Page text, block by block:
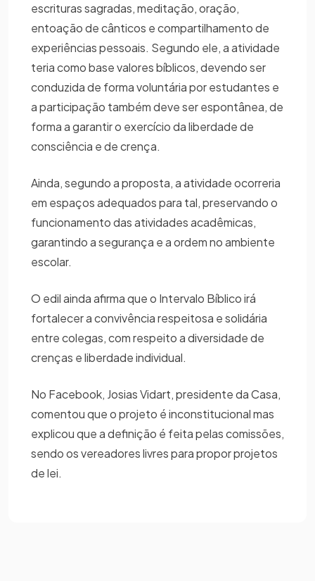
escrituras sagradas, meditação, oração,
entoação de cânticos e compartilhamento de
experiências pessoais. Segundo ele, a atividade
teria como base valores bíblicos, devendo ser
conduzida de forma voluntária por estudantes e
a participação também deve ser espontânea, de
forma a garantir o exercício da liberdade de
consciência e de crença.
Ainda, segundo a proposta, a atividade ocorreria
em espaços adequados para tal, preservando o
funcionamento das atividades acadêmicas,
garantindo a segurança e a ordem no ambiente
escolar.
O edil ainda afirma que o Intervalo Bíblico irá
fortalecer a convivência respeitosa e solidária
entre colegas, com respeito a diversidade de
crenças e liberdade individual.
No Facebook, Josias Vidart, presidente da Casa,
comentou que o projeto é inconstitucional mas
explicou que a definição é feita pelas comissões,
sendo os vereadores livres para propor projetos
de lei.